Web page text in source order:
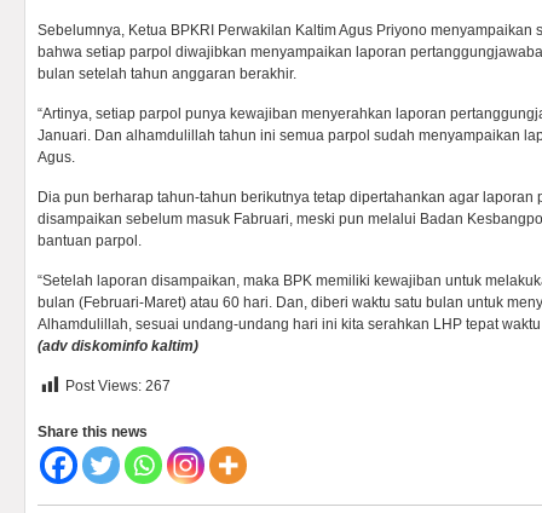
Sebelumnya, Ketua BPKRI Perwakilan Kaltim Agus Priyono menyampaikan
bahwa setiap parpol diwajibkan menyampaikan laporan
bulan setelah tahun anggaran berakhir.
“Artinya, setiap parpol punya kewajiban menyerahkan laporan
Januari. Dan alhamdulillah tahun ini semua parpol sudah menyampaikan
Agus.
Dia pun berharap tahun-tahun berikutnya tetap dipertahankan agar
disampaikan sebelum masuk Fabruari, meski pun melalui Badan
bantuan parpol.
“Setelah laporan disampaikan, maka BPK memiliki kewajiban untuk
bulan (Februari-Maret) atau 60 hari. Dan, diberi waktu satu bulan untuk
Alhamdulillah, sesuai undang-undang hari ini kita serahkan LHP tepat
(adv diskominfo kaltim)
Post Views: 267
Share this news